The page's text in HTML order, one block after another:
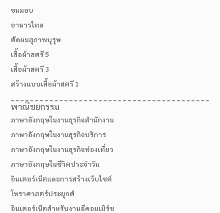
ขนมอบ
อาหารไทย
ตัดผมสุภาพบุรุษ
เสื้อผ้าสตรี 5
เสื้อผ้าสตรี 3
สร้างแบบเสื้อผ้าสตรี 1
พาณิชยกรรม
ภาษาอังกฤษในงานธุรกิจสำนักงาน
ภาษาอังกฤษในงานธุรกิจบริการ
ภาษาอังกฤษในงานธุรกิจท่องเที่ยว
ภาษาอังกฤษในชีวิตประจำวัน
อินเตอร์เน็ตและการสร้างเว็บไซต์
โหราศาสตร์ประยุกต์
อินเตอร์เน็ตสำหรับงานอีคอมเมิร์ช